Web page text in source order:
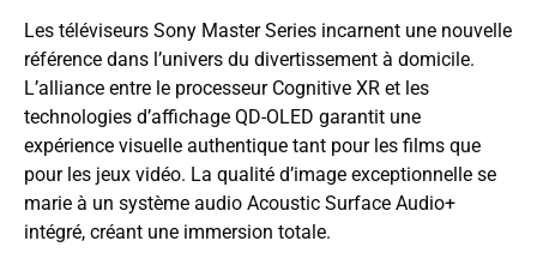
Les téléviseurs Sony Master Series incarnent une nouvelle
référence dans l’univers du divertissement à domicile.
L’alliance entre le processeur Cognitive XR et les
technologies d’affichage QD-OLED garantit une
expérience visuelle authentique tant pour les films que
pour les jeux vidéo. La qualité d’image exceptionnelle se
marie à un système audio Acoustic Surface Audio+
intégré, créant une immersion totale.